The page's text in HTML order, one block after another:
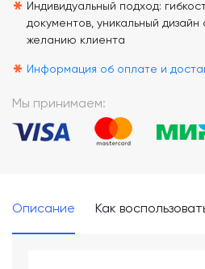
* Индивидуальный подход:
документов, уникальный
желанию клиента
* Информация об оплате и
Мы принимаем:
Описание Как